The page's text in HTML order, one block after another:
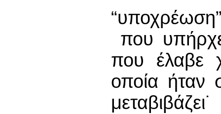
που
που έλαβε
οποία
μεταβιβάζει˙